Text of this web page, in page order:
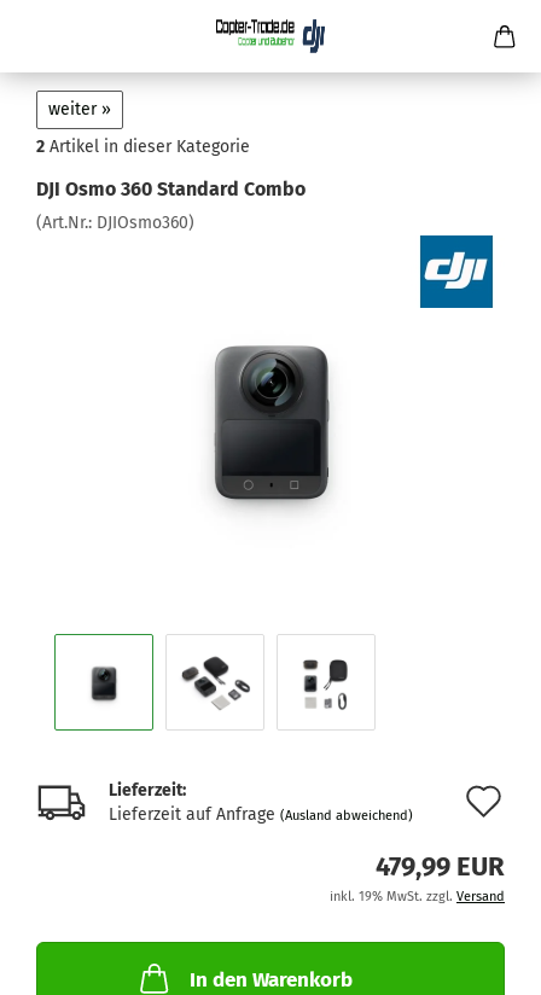
weiter »
2 Artikel in dieser Kategorie
DJI Osmo 360 Standard Combo
(Art.Nr.: DJIOsmo360)
Lieferzeit:
Lieferzeit auf Anfrage (Ausland abweichend)
479,99 EUR
inkl. 19% MwSt. zzgl. Versand
In den Warenkorb